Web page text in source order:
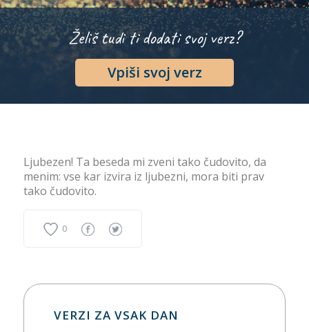
Želiš tudi ti dodati svoj verz?
Vpiši svoj verz
Ljubezen! Ta beseda mi zveni tako čudovito, da
menim: vse kar izvira iz ljubezni, mora biti prav
tako čudovito.
0
VERZI ZA VSAK DAN